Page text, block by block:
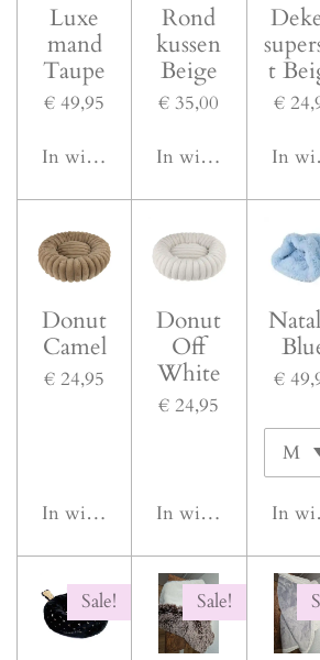
Luxe
mand
Taupe
€ 49,95
In winkelwagen
Rond
kussen
Beige
€ 35,00
In winkelwagen
t
€
In
Donut
Camel
€ 24,95
In winkelwagen
Donut
Off
White
€ 24,95
In winkelwagen
€
In
Sale! Sale!